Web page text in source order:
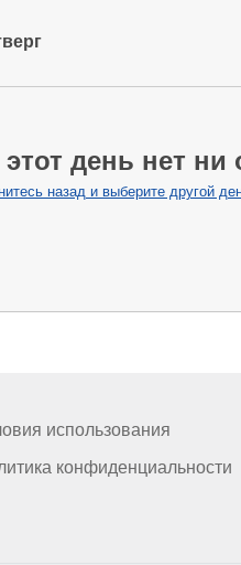
день нет ни
назад и выберите другой
использования
конфиденциальности